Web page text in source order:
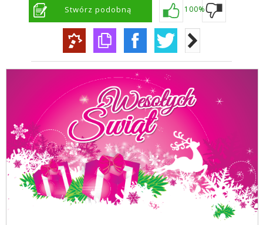
Stwórz podobną 100%